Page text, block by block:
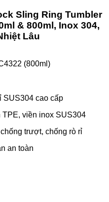
Sling Ring Tumbler
& 800ml, Inox 304,
Lâu
(800ml)
SUS304 cao cấp
TPE, viền inox SUS304
trượt, chống rò rỉ
an toàn